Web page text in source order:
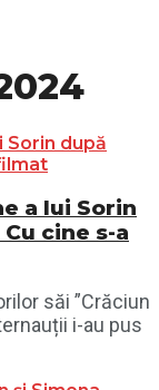
a lui Sorin
cine s-a
săi ”Crăciun
i-au pus